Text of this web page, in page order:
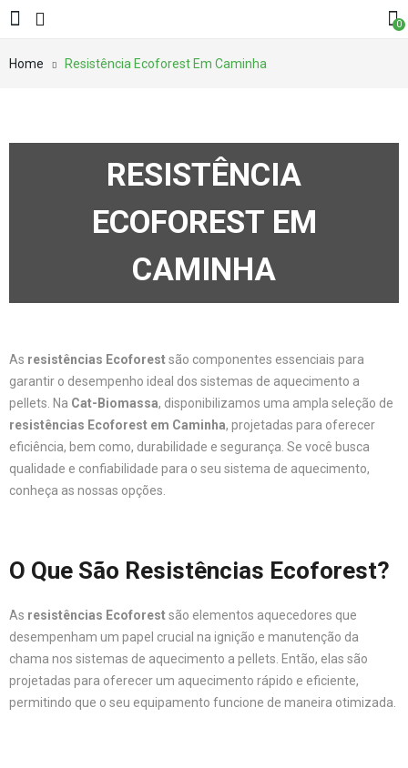
0
Home Resistência Ecoforest Em Caminha
RESISTÊNCIA
ECOFOREST EM
CAMINHA
As resistências Ecoforestsão componentes essenciais para
garantir o desempenho ideal dos sistemas de aquecimento a
pellets. Na Cat-Biomassa, disponibilizamos uma ampla seleção de
resistências Ecoforest em Caminha, projetadas para oferecer
eficiência, bem como, durabilidade e segurança. Se você busca
qualidade e confiabilidade para o seu sistema de aquecimento,
conheça as nossas opções.
O Que São Resistências Ecoforest?
As resistências Ecoforestsão elementos aquecedores que
desempenham um papel crucial na ignição e manutenção da
chama nos sistemas de aquecimento a pellets. Então, elas são
projetadas para oferecer um aquecimento rápido e eficiente,
permitindo que o seu equipamento funcione de maneira otimizada.